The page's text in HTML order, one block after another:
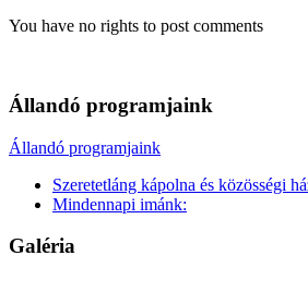
You have no rights to post comments
Állandó programjaink
Állandó programjaink
Szeretetláng kápolna és közösségi
Mindennapi imánk:
Galéria